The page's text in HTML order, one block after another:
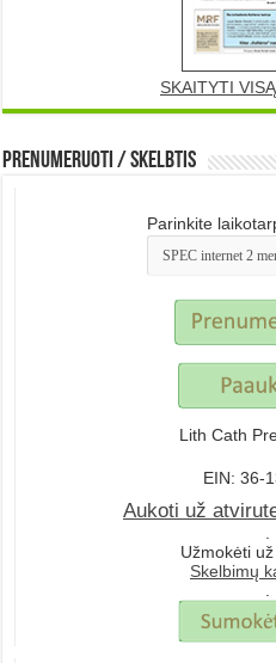
SKAITYTI
Prenumeruoti / Skelbtis
Parinkite
Lith Cath
EIN: 36-
Aukoti už
Užmokėti
Skelbimų